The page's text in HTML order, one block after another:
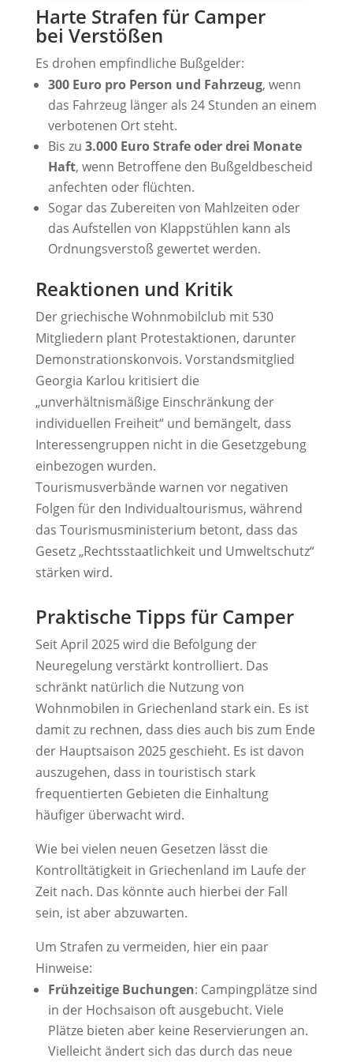
Harte Strafen für Camper
bei Verstößen
Es drohen empfindliche Bußgelder:
300 Euro pro Person und Fahrzeug, wenn
das Fahrzeug länger als 24 Stunden an einem
verbotenen Ort steht.
Bis zu 3.000 Euro Strafe oder drei Monate
Haft, wenn Betroffene den Bußgeldbescheid
anfechten oder flüchten.
Sogar das Zubereiten von Mahlzeiten oder
das Aufstellen von Klappstühlen kann als
Ordnungsverstoß gewertet werden.
Reaktionen und Kritik
Der griechische Wohnmobilclub mit 530
Mitgliedern plant Protestaktionen, darunter
Demonstrationskonvois. Vorstandsmitglied
Georgia Karlou kritisiert die
„unverhältnismäßige Einschränkung der
individuellen Freiheit“ und bemängelt, dass
Interessengruppen nicht in die Gesetzgebung
einbezogen wurden.
Tourismusverbände warnen vor negativen
Folgen für den Individualtourismus, während
das Tourismusministerium betont, dass das
Gesetz „Rechtsstaatlichkeit und Umweltschutz“
stärken wird.
Praktische Tipps für Camper
Seit April 2025 wird die Befolgung der
Neuregelung verstärkt kontrolliert. Das
schränkt natürlich die Nutzung von
Wohnmobilen in Griechenland stark ein. Es ist
damit zu rechnen, dass dies auch bis zum Ende
der Hauptsaison 2025 geschieht. Es ist davon
auszugehen, dass in touristisch stark
frequentierten Gebieten die Einhaltung
häufiger überwacht wird.
Wie bei vielen neuen Gesetzen lässt die
Kontrolltätigkeit in Griechenland im Laufe der
Zeit nach. Das könnte auch hierbei der Fall
sein, ist aber abzuwarten.
Um Strafen zu vermeiden, hier ein paar
Hinweise:
Frühzeitige Buchungen: Campingplätze sind
in der Hochsaison oft ausgebucht. Viele
Plätze bieten aber keine Reservierungen an.
Vielleicht ändert sich das durch das neue